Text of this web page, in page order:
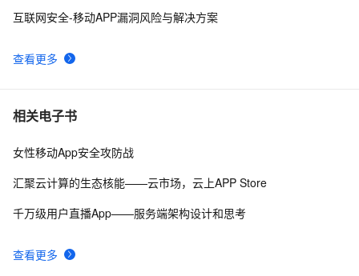
8 基于java考研线上自习室 App 的设计与实现附完整代码
9 而桌面app向来是web前端开发开发人员下意识的避开方
10
PASSWORDS & SECRETS
查看更多
互联网安全-移动APP漏洞风险与解决方案
相关电子书
查看更多
女性移动App安全攻防战
汇聚云计算的生态核能——云市场，云上APP Store
千万级用户直播App——服务端架构设计和思考